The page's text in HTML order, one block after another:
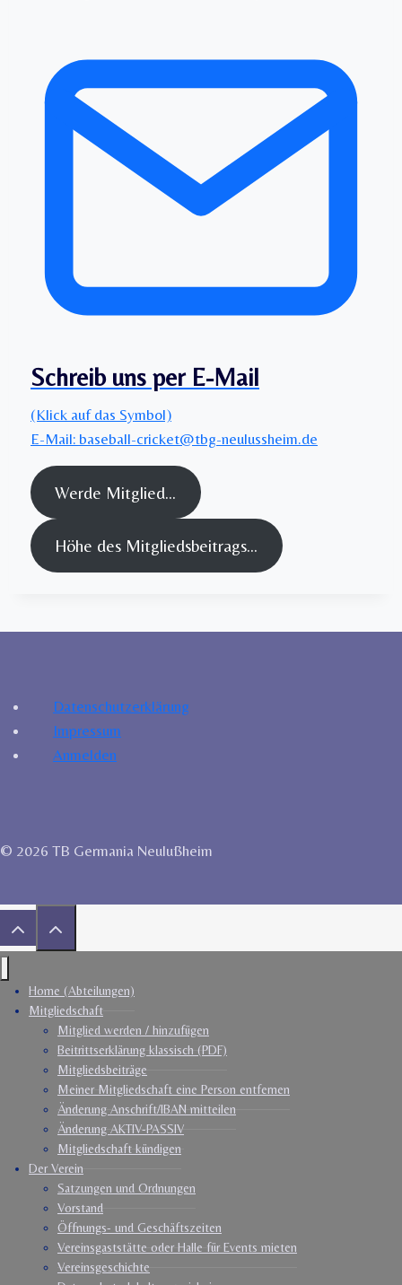
Schreib uns per E-Mail
(Klick auf das Symbol)
E-Mail: baseball-cricket@tbg-neulussheim.de
Werde Mitglied…
Höhe des Mitgliedsbeitrags…
Datenschutzerklärung
Impressum
Anmelden
© 2026 TB Germania Neulußheim
Home (Abteilungen)
Mitgliedschaft
Mitglied werden / hinzufügen
Beitrittserklärung klassisch (PDF)
Mitgliedsbeiträge
Meiner Mitgliedschaft eine Person entfernen
Änderung Anschrift/IBAN mitteilen
Änderung AKTIV-PASSIV
Mitgliedschaft kündigen
Der Verein
Satzungen und Ordnungen
Vorstand
Öffnungs- und Geschäftszeiten
Vereinsgaststätte oder Halle für Events mieten
Vereinsgeschichte